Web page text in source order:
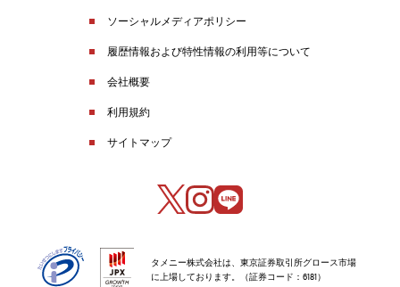
ソーシャルメディアポリシー
履歴情報および特性情報の利用等について
会社概要
利用規約
サイトマップ
タメニー株式会社は、東京証券取引所グロース市場
に上場しております。（証券コード：6181）